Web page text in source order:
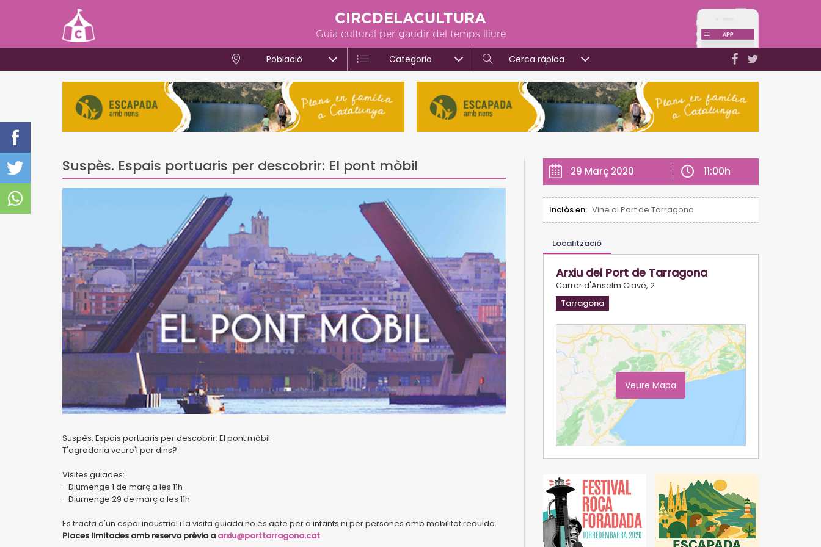
CIRCDELACULTURA
Guia cultural per gaudir del temps lliure
Població Categoria Cerca ràpida
Suspès. Espais portuaris per descobrir: El pont mòbil
Suspès. Espais portuaris per descobrir: El pont mòbil
T'agradaria veure'l per dins?
Visites guiades:
- Diumenge 1 de març a les 11h
- Diumenge 29 de març a les 11h
Es tracta d'un espai industrial i la visita guiada no és apte per a infants ni per persones amb mobilitat reduïda.
Places limitades amb reserva prèvia a arxiu@porttarragona.cat
29 Març 2020 11:00h
Inclòs en: Vine al Port de Tarragona
Localització
Arxiu del Port de Tarragona
Carrer d'Anselm Clavé, 2
Tarragona
Veure Mapa